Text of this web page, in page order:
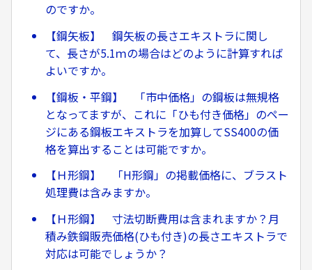
のですか。
【鋼矢板】 鋼矢板の長さエキストラに関し
て、長さが5.1ｍの場合はどのように計算すれば
よいですか。
【鋼板・平鋼】 「市中価格」の鋼板は無規格
となってますが、これに「ひも付き価格」のペー
ジにある鋼板エキストラを加算してSS400の価
格を算出することは可能ですか。
【Ｈ形鋼】 「H形鋼」の掲載価格に、ブラスト
処理費は含みますか。
【Ｈ形鋼】 寸法切断費用は含まれますか？月
積み鉄鋼販売価格(ひも付き)の長さエキストラで
対応は可能でしょうか？